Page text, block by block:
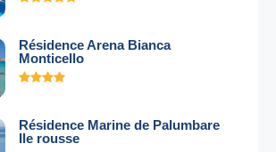
Résidence Arena Bianca
Monticello
Résidence Marine de Palumbare
Ile rousse